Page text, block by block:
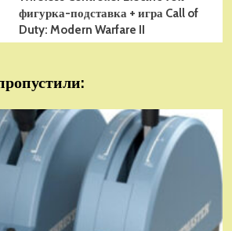
фигурка-подставка + игра Call of
Duty: Modern Warfare II